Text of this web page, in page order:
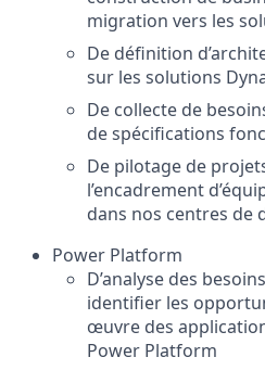
migration vers les
De définition
sur les solutions
De collecte de
de spécifications
De pilotage de
l’encadrement
dans nos centres de
Power Platform
D’analyse des
identifier les
œuvre des
Power Platform